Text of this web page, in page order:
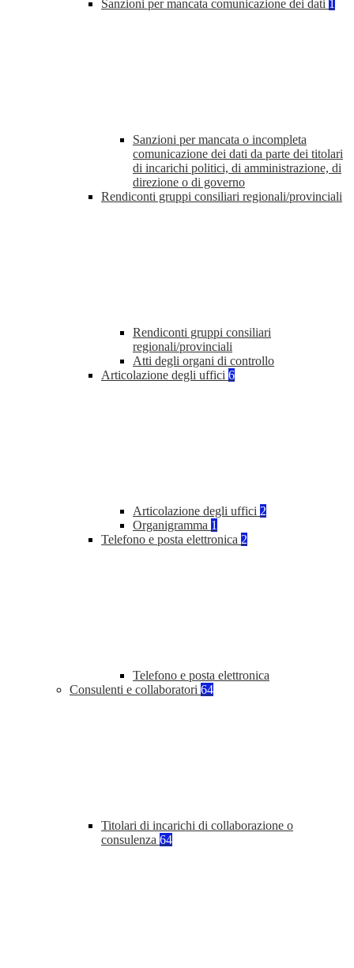
Sanzioni per mancata comunicazione dei dati 1
Sanzioni per mancata o incompleta
comunicazione dei dati da parte dei titolari
di incarichi politici, di amministrazione, di
direzione o di governo
Rendiconti gruppi consiliari regionali/provinciali
Rendiconti gruppi consiliari
regionali/provinciali
Atti degli organi di controllo
Articolazione degli uffici 6
Articolazione degli uffici 2
Organigramma 1
Telefono e posta elettronica 2
Telefono e posta elettronica
Consulenti e collaboratori 64
Titolari di incarichi di collaborazione o
consulenza 64